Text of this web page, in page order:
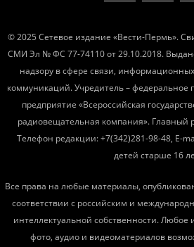
© 2025 Сетевое издание «Вести-Пермь».
СМИ Эл № ФС 77-74110 от 29.10.2018.
надзору в сфере связи,
коммуникаций. Учредитель – федеральное
предприятие «Всероссийская
радиовещательная компания».
Телефон редакции: +7(342)281-98-48, E-
детей старше 16
Все права на любые материалы,
соответствии с российским и
интеллектуальной собственности. Любое
фото, аудио и видеоматериалов